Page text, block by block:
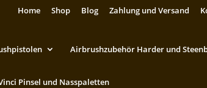
Home Shop Blog Zahlung und Versand
Airbrushzubehör Harder und
Pinsel und Nasspaletten